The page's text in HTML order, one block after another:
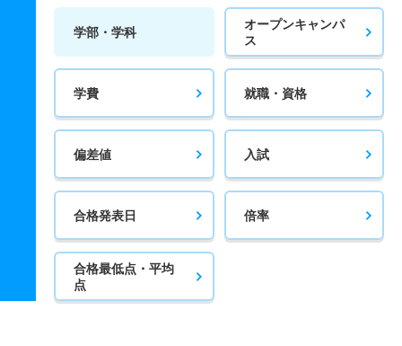
学部・学科
オープンキャンパ
ス
学費 就職・資格
偏差値 入試
合格発表日 倍率
合格最低点・平均
点